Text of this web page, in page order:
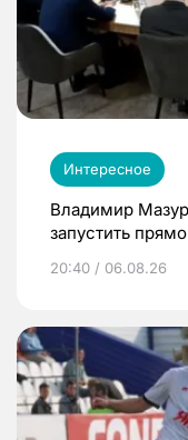
Интересное
Владимир
запустить
20:40 / 06.08.26